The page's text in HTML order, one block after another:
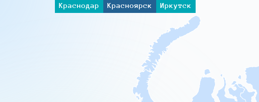
Краснодар
Красноярск Иркутск